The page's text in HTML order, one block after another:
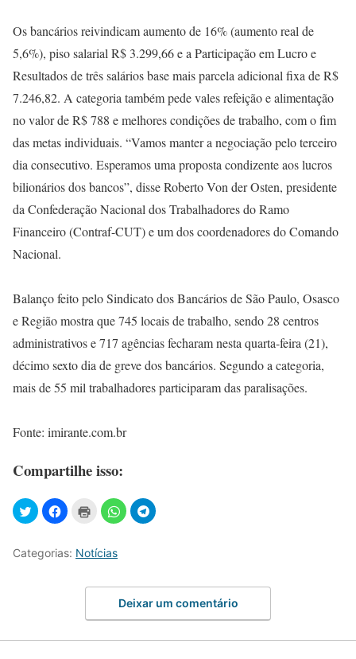
Os bancários reivindicam aumento de 16% (aumento real de
5,6%), piso salarial R$ 3.299,66 e a Participação em Lucro e
Resultados de três salários base mais parcela adicional fixa de R$
7.246,82. A categoria também pede vales refeição e alimentação
no valor de R$ 788 e melhores condições de trabalho, com o fim
das metas individuais. “Vamos manter a negociação pelo terceiro
dia consecutivo. Esperamos uma proposta condizente aos lucros
bilionários dos bancos”, disse Roberto Von der Osten, presidente
da Confederação Nacional dos Trabalhadores do Ramo
Financeiro (Contraf-CUT) e um dos coordenadores do Comando
Nacional.
Balanço feito pelo Sindicato dos Bancários de São Paulo, Osasco
e Região mostra que 745 locais de trabalho, sendo 28 centros
administrativos e 717 agências fecharam nesta quarta-feira (21),
décimo sexto dia de greve dos bancários. Segundo a categoria,
mais de 55 mil trabalhadores participaram das paralisações.
Fonte: imirante.com.br
Compartilhe isso:
Categorias: Notícias
Deixar um comentário